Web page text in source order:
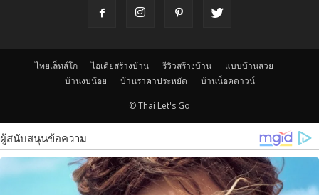
ไทยเล็ทส์โก ไอเดียสร้างบ้าน รีวิวสร้างบ้าน
แบบบ้านสวย
บ้านงบน้อย
บ้านราคาประหยัด บ้านน็อคดาวน์
© Thai Let's Go